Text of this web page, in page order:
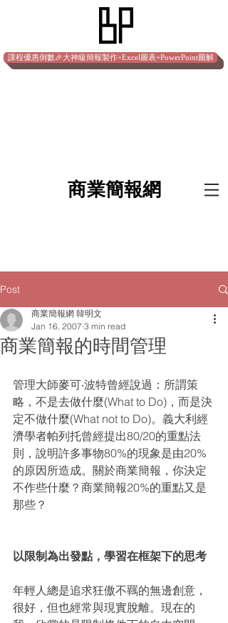
課程優惠倒數🎉大神級簡報製作+Excel圖表+PowerPoint圖解
​商業簡報網
Post
商業簡報的時間管理
商業簡報網 韓明文
Jan 16, 2007 3 min read
管理大師麥可‧波特曾經說過：所謂策
略，不是去做什麼(What to Do)，而是決
定不做什麼(What not to Do)。義大利經
濟學者帕列托曾經提出80/20的重點法
則，說明許多事物80%的現象是由20%
的原因所造成。關於商業簡報，你決定
不作些什麼？商業簡報20%的重點又是
那些？
以限制為出發點，學習在框架下的思考
年輕人總是追求狂傲不羈的無邊創意，
很好，但也經常與現實脫離。現在的